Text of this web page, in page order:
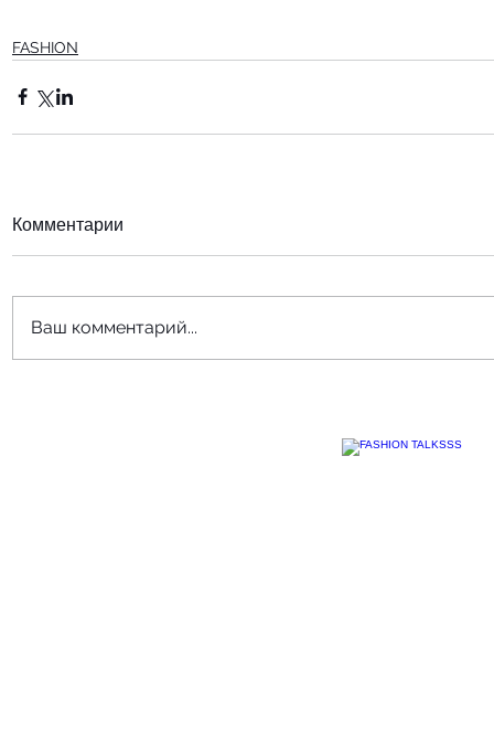
FASHION
Комментарии
Ваш комментарий...